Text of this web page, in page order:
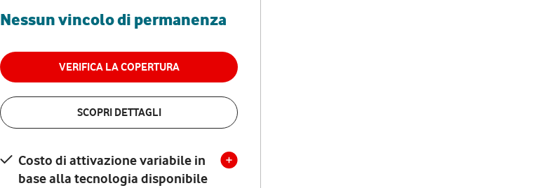
Nessun vincolo di permanenza
VERIFICA LA COPERTURA
SCOPRI DETTAGLI
Costo di attivazione variabile in
base alla tecnologia disponibile